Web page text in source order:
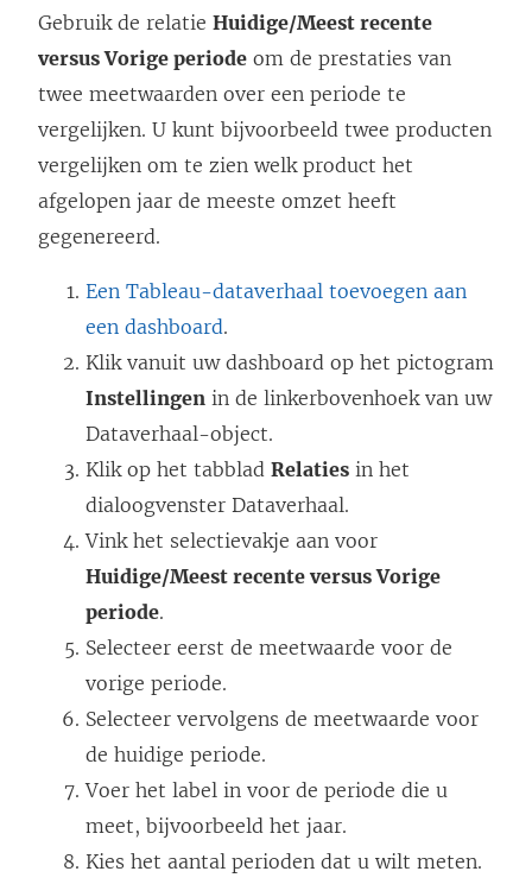
Gebruik de relatie Huidige/Meest recente
versus Vorige periode om de prestaties van
twee meetwaarden over een periode te
vergelijken. U kunt bijvoorbeeld twee producten
vergelijken om te zien welk product het
afgelopen jaar de meeste omzet heeft
gegenereerd.
Een Tableau-dataverhaal toevoegen aan
een dashboard.
Klik vanuit uw dashboard op het pictogram
Instellingen in de linkerbovenhoek van uw
Dataverhaal-object.
Klik op het tabblad Relaties in het
dialoogvenster Dataverhaal.
Vink het selectievakje aan voor
Huidige/Meest recente versus Vorige
periode.
Selecteer eerst de meetwaarde voor de
vorige periode.
Selecteer vervolgens de meetwaarde voor
de huidige periode.
Voer het label in voor de periode die u
meet, bijvoorbeeld het jaar.
Kies het aantal perioden dat u wilt meten.